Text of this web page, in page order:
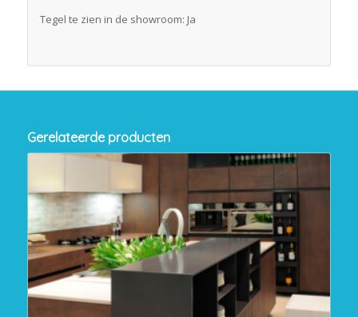
Tegel te zien in de showroom: Ja
Gerelateerde producten